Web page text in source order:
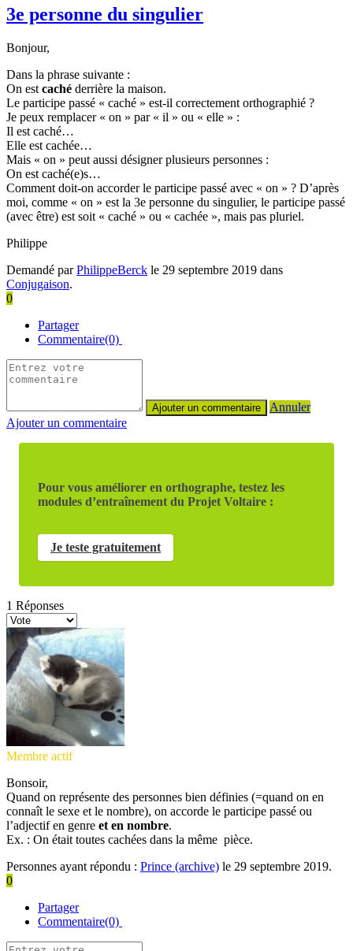
3e personne du singulier
Bonjour,
Dans la phrase suivante :
On est caché derrière la maison.
Le participe passé « caché » est-il correctement orthographié ?
Je peux remplacer « on » par « il » ou « elle » :
Il est caché…
Elle est cachée…
Mais « on » peut aussi désigner plusieurs personnes :
On est caché(e)s…
Comment doit-on accorder le participe passé avec « on » ? D’après
moi, comme « on » est la 3e personne du singulier, le participe passé
(avec être) est soit « caché » ou « cachée », mais pas pluriel.
Philippe
Demandé parPhilippeBerck le 29 septembre 2019 dans
Conjugaison.
0
Partager
Commentaire(0)
Annuler
Ajouter un commentaire
Pour vous améliorer en orthographe, testez les
modules d’entraînement du Projet Voltaire :
Je teste gratuitement
1 Réponses
Membre actif
Bonsoir,
Quand on représente des personnes bien définies (=quand on en
connaît le sexe et le nombre), on accorde le participe passé ou
l’adjectif en genre et en nombre.
Ex. : On était toutes cachées dans la même pièce.
Personnes ayant répondu : Prince (archive) le 29 septembre 2019.
0
Partager
Commentaire(0)